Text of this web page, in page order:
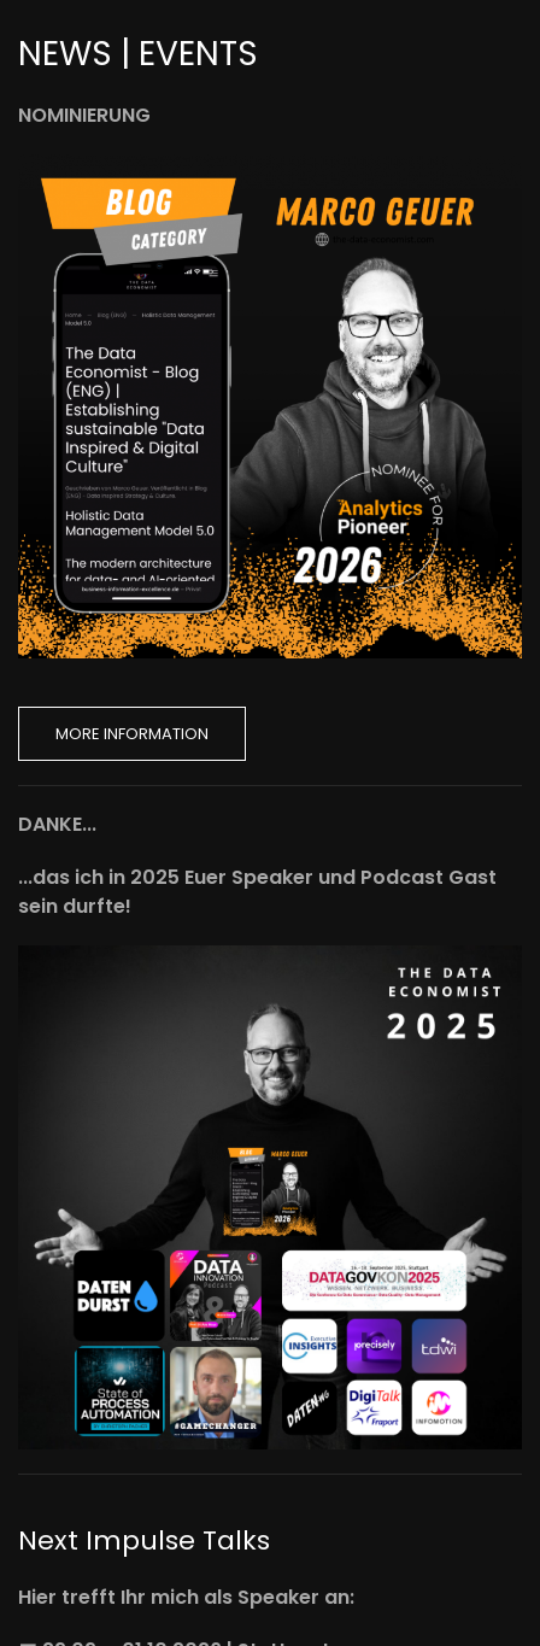
NEWS | EVENTS
NOMINIERUNG
MORE INFORMATION
DANKE...
...das ich in 2025 Euer Speaker und Podcast Gast
sein durfte!
Next Impulse Talks
Hier trefft Ihr mich als Speaker an: